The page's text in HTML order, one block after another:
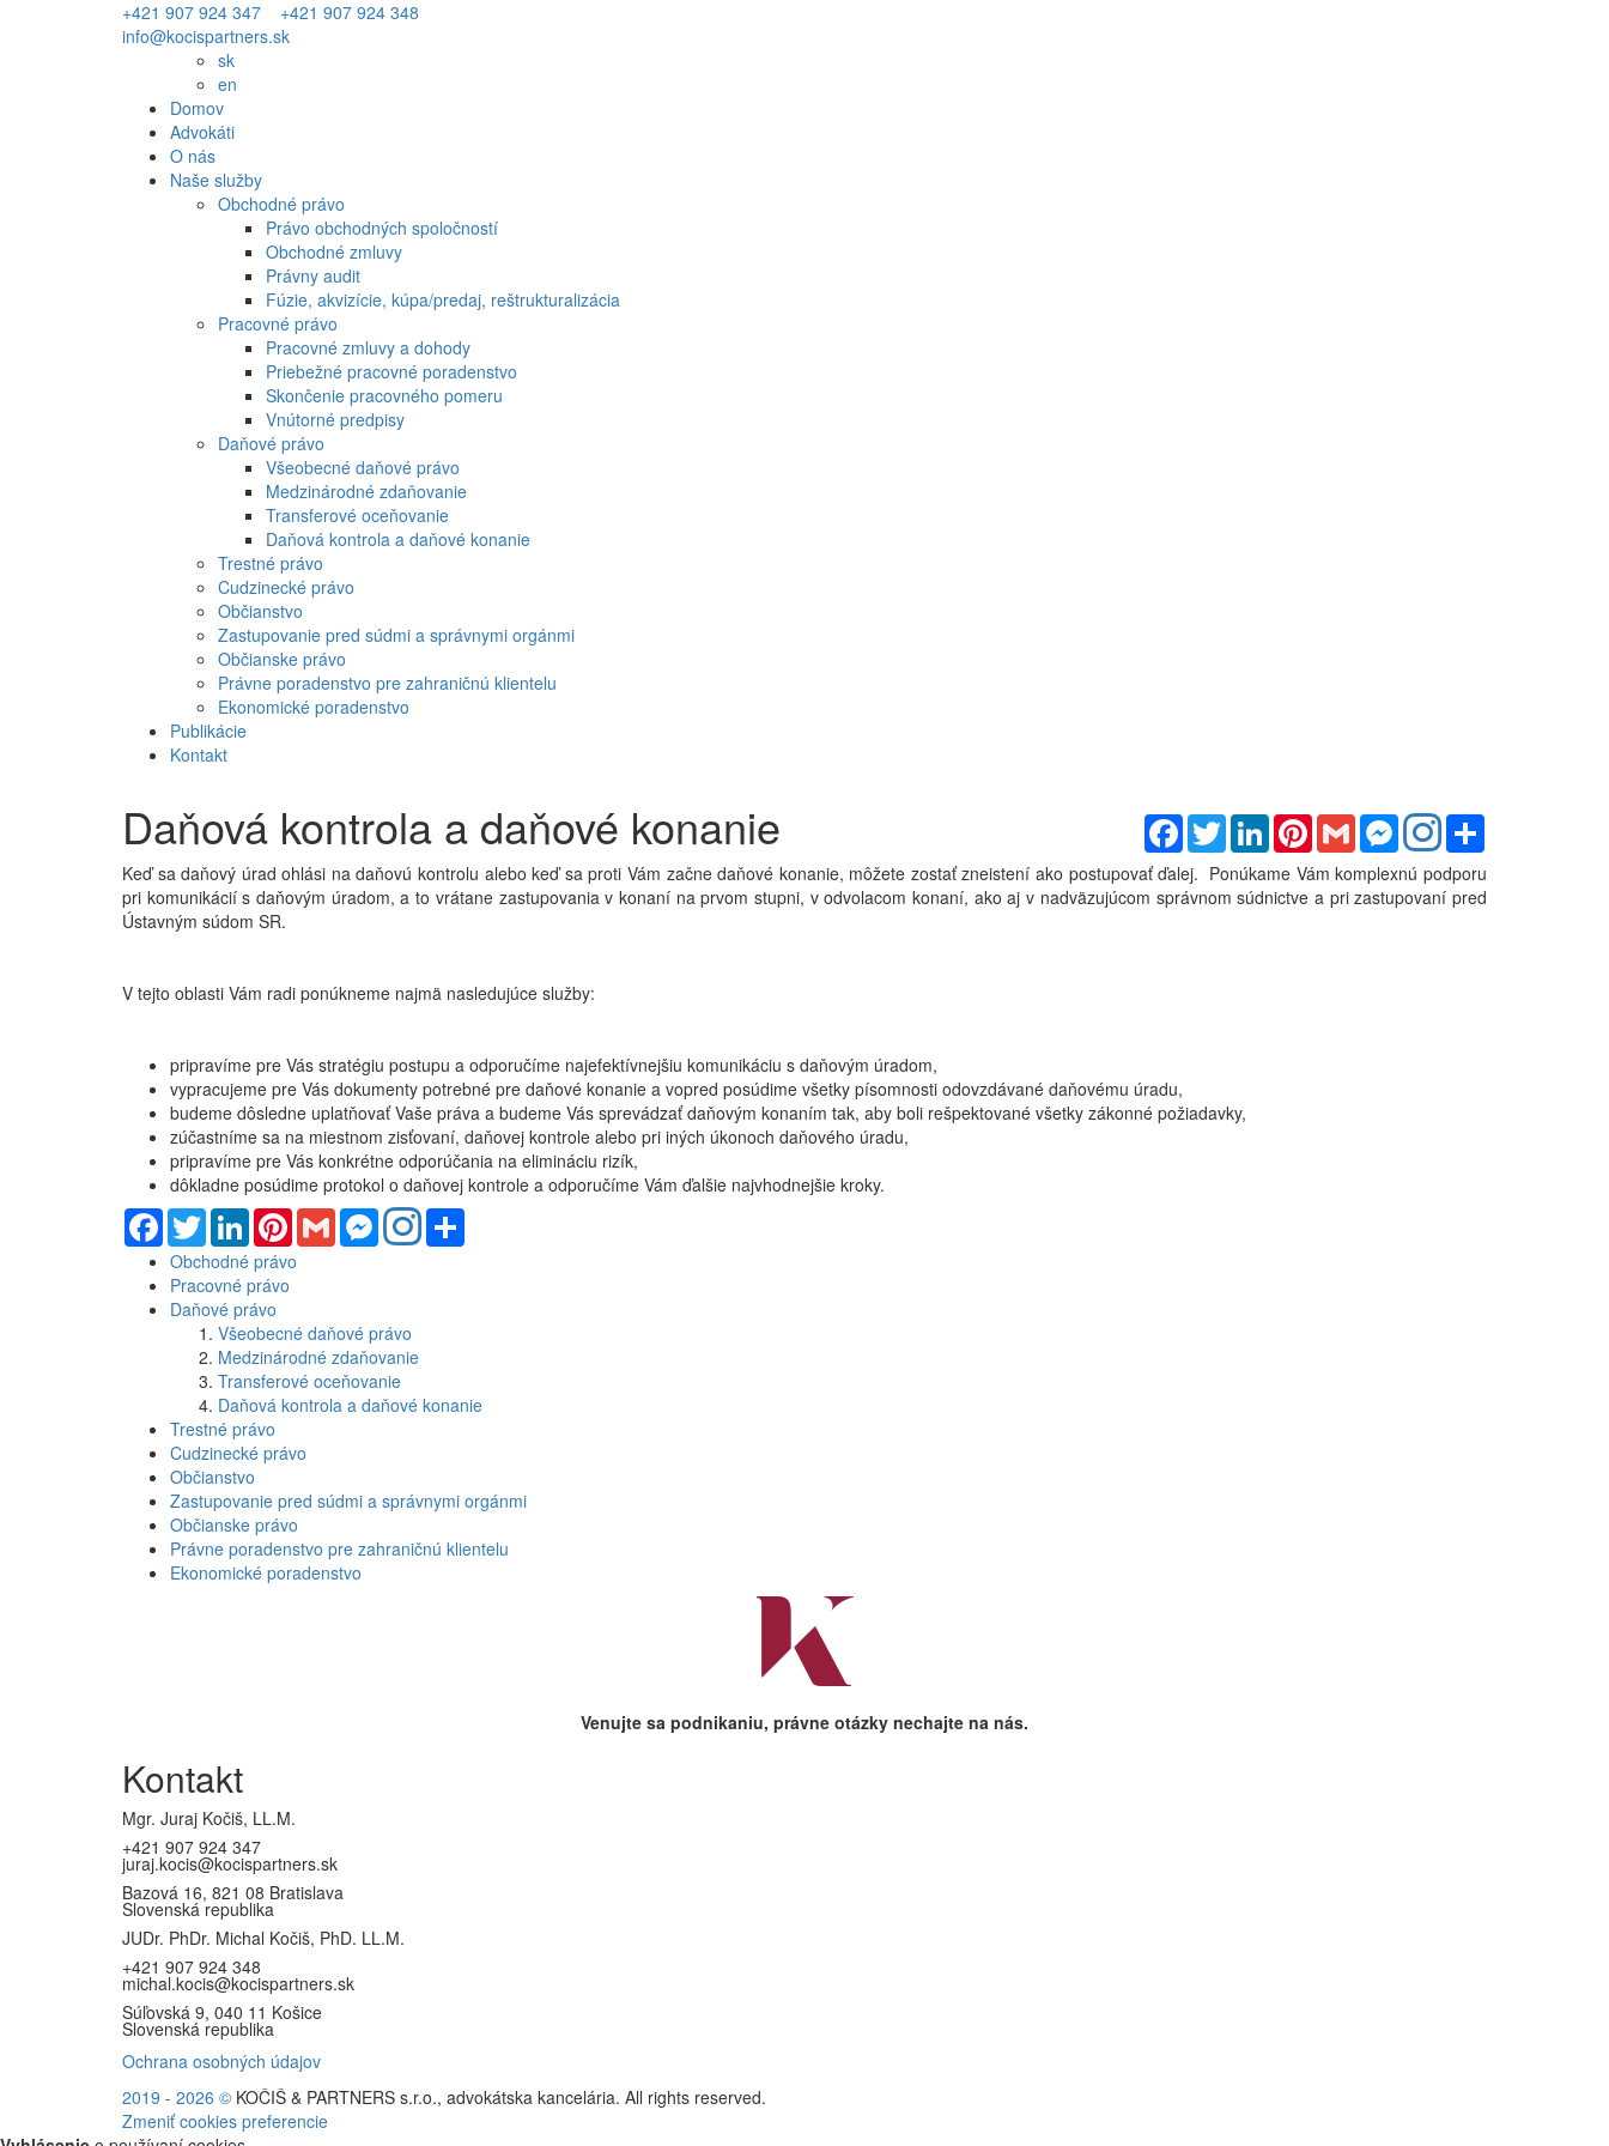
+421 907 924 347
+421 907 924 348
info@kocispartners.sk
sk
en
Domov
Advokáti
O nás
Naše služby
Obchodné právo
Právo obchodných spoločností
Obchodné zmluvy
Právny audit
Fúzie, akvizície, kúpa/predaj, reštrukturalizácia
Pracovné právo
Pracovné zmluvy a dohody
Priebežné pracovné poradenstvo
Skončenie pracovného pomeru
Vnútorné predpisy
Daňové právo
Všeobecné daňové právo
Medzinárodné zdaňovanie
Transferové oceňovanie
Daňová kontrola a daňové konanie
Trestné právo
Cudzinecké právo
Občianstvo
Zastupovanie pred súdmi a správnymi orgánmi
Občianske právo
Právne poradenstvo pre zahraničnú klientelu
Ekonomické poradenstvo
Publikácie
Kontakt
Facebook
TwitterLinkedInPinterestGmail Messenger
Daňová kontrola a daňové konanie
Keď sa daňový úrad ohlási na daňovú kontrolu alebo keď sa proti Vám začne daňové konanie, môžete zostať zneistení ako postupovať ďalej. Ponúkame Vám komplexnú podporu
pri komunikácií s daňovým úradom, a to vrátane zastupovania v konaní na prvom stupni, v odvolacom konaní, ako aj v nadväzujúcom správnom súdnictve a pri zastupovaní pred
Ústavným súdom SR.
V tejto oblasti Vám radi ponúkneme najmä nasledujúce služby:
pripravíme pre Vás stratégiu postupu a odporučíme najefektívnejšiu komunikáciu s daňovým úradom,
vypracujeme pre Vás dokumenty potrebné pre daňové konanie a vopred posúdime všetky písomnosti odovzdávané daňovému úradu,
budeme dôsledne uplatňovať Vaše práva a budeme Vás sprevádzať daňovým konaním tak, aby boli rešpektované všetky zákonné požiadavky,
zúčastníme sa na miestnom zisťovaní, daňovej kontrole alebo pri iných úkonoch daňového úradu,
pripravíme pre Vás konkrétne odporúčania na elimináciu rizík,
dôkladne posúdime protokol o daňovej kontrole a odporučíme Vám ďalšie najvhodnejšie kroky.
Facebook
TwitterLinkedInPinterestGmail Messenger
Obchodné právo
Pracovné právo
Daňové právo
Všeobecné daňové právo
Medzinárodné zdaňovanie
Transferové oceňovanie
Daňová kontrola a daňové konanie
Trestné právo
Cudzinecké právo
Občianstvo
Zastupovanie pred súdmi a správnymi orgánmi
Občianske právo
Právne poradenstvo pre zahraničnú klientelu
Ekonomické poradenstvo
Venujte sa podnikaniu, právne otázky nechajte na nás.
Kontakt
Mgr. Juraj Kočiš, LL.M.
+421 907 924 347
juraj.kocis@kocispartners.sk
Bazová 16, 821 08 Bratislava
Slovenská republika
JUDr. PhDr. Michal Kočiš, PhD. LL.M.
+421 907 924 348
michal.kocis@kocispartners.sk
Súľovská 9, 040 11 Košice
Slovenská republika
Ochrana osobných údajov
2019 - 2026 © KOČIŠ & PARTNERS s.r.o., advokátska kancelária. All rights reserved.
Zmeniť cookies preferencie